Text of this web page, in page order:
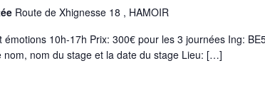
Route de Xhignesse 18 , HAMOIR
émotions 10h-17h Prix: 300€ pour les 3 journées Ing:
nom du stage et la date du stage Lieu: […]